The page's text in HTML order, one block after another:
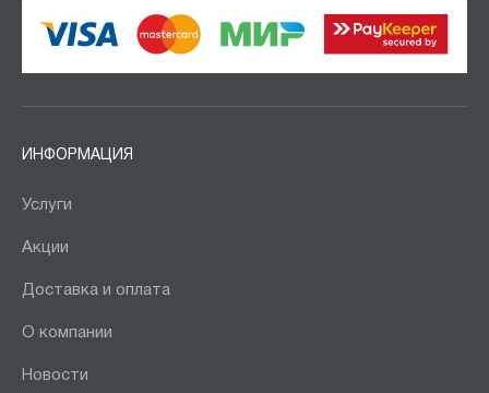
ИНФОРМАЦИЯ
Услуги
Акции
Доставка и оплата
О компании
Новости